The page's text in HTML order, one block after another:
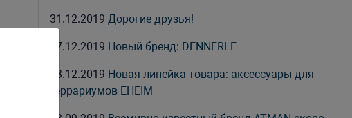
31.12.2019Дорогие друзья!
27.12.2019 Новый бренд: DENNERLE
13.12.2019 Новая линейка товара: аксессуары для
террариумов EHEIM